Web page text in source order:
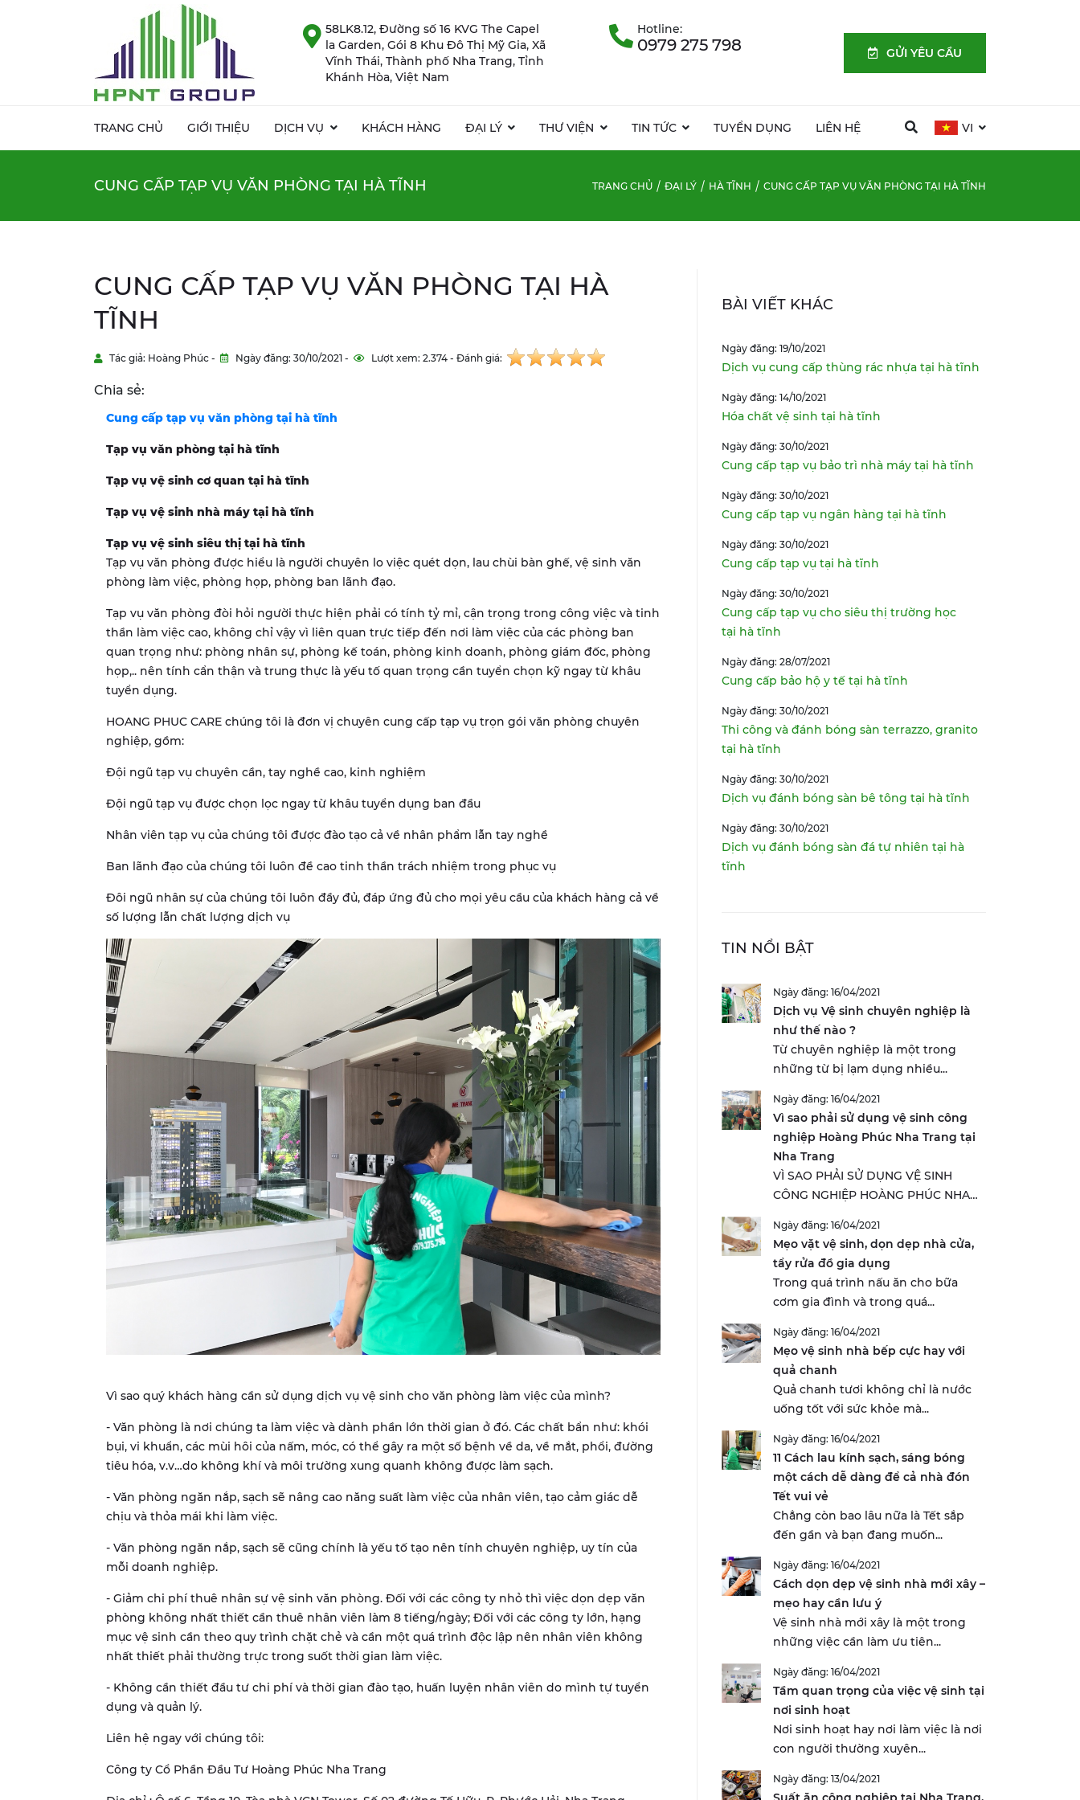
TRANG CHỦ GIỚI THIỆU DỊCH VỤ KHÁCH HÀNG ĐẠI LÝ THƯ VIỆN TIN TỨC TUYỂN DỤNG LIÊN HỆ VI
58LK8.12, Đường số 16 KVG The Capel
la Garden, Gói 8 Khu Đô Thị Mỹ Gia, Xã
Vĩnh Thái, Thành phố Nha Trang, Tỉnh
Khánh Hòa, Việt Nam
Hotline:
0979 275 798 GỬI YÊU CẦU
CUNG CẤP TẠP VỤ VĂN PHÒNG TẠI HÀ TĨNH TRANG CHỦ ĐẠI LÝ HÀ TĨNH CUNG CẤP TẠP VỤ VĂN PHÒNG TẠI HÀ TĨNH
CUNG CẤP TẠP VỤ VĂN PHÒNG TẠI HÀ
TĨNH
Tác giả: Hoàng Phúc - Ngày đăng: 30/10/2021 - Lượt xem: 2.374 - Đánh giá:
Chia sẻ:
Cung cấp tạp vụ văn phòng tại hà tĩnh
Tạp vụ văn phòng tại hà tĩnh
Tạp vụ vệ sinh cơ quan tại hà tĩnh
Tạp vụ vệ sinh nhà máy tại hà tĩnh
Tạp vụ vệ sinh siêu thị tại hà tĩnh
Tạp vụ văn phòng được hiểu là người chuyên lo việc quét dọn, lau chùi bàn ghế, vệ sinh văn
phòng làm việc, phòng họp, phòng ban lãnh đạo.
Tạp vụ văn phòng đòi hỏi người thực hiện phải có tính tỷ mỉ, cận trọng trong công việc và tinh
thần làm việc cao, không chỉ vậy vì liên quan trực tiếp đến nơi làm việc của các phòng ban
quan trọng như: phòng nhân sự, phòng kế toán, phòng kinh doanh, phòng giám đốc, phòng
họp,.. nên tính cẩn thận và trung thực là yếu tố quan trọng cần tuyển chọn kỹ ngay từ khâu
tuyển dụng.
HOANG PHUC CARE chúng tôi là đơn vị chuyên cung cấp tạp vụ trọn gói văn phòng chuyên
nghiệp, gồm:
Đội ngũ tạp vụ chuyên cần, tay nghề cao, kinh nghiệm
Đội ngũ tạp vụ được chọn lọc ngay từ khâu tuyển dụng ban đầu
Nhân viên tạp vụ của chúng tôi được đào tạo cả về nhân phẩm lẫn tay nghề
Ban lãnh đạo của chúng tôi luôn đề cao tinh thần trách nhiệm trong phục vụ
Đôi ngũ nhân sự của chúng tôi luôn đầy đủ, đáp ứng đủ cho mọi yêu cầu của khách hàng cả về
số lượng lẫn chất lượng dịch vụ
Vì sao quý khách hàng cần sử dụng dịch vụ vệ sinh cho văn phòng làm việc của mình?
- Văn phòng là nơi chúng ta làm việc và dành phần lớn thời gian ở đó. Các chất bẩn như: khói
bụi, vi khuẩn, các mùi hôi của nấm, móc, có thể gây ra một số bệnh về da, về mắt, phổi, đường
tiêu hóa, v.v…do không khí và môi trường xung quanh không được làm sạch.
- Văn phòng ngăn nắp, sạch sẽ nâng cao năng suất làm việc của nhân viên, tạo cảm giác dễ
chịu và thỏa mái khi làm việc.
- Văn phòng ngăn nắp, sạch sẽ cũng chính là yếu tố tạo nên tính chuyên nghiệp, uy tín của
mỗi doanh nghiệp.
- Giảm chi phí thuê nhân sự vệ sinh văn phòng. Đối với các công ty nhỏ thì việc dọn dẹp văn
phòng không nhất thiết cần thuê nhân viên làm 8 tiếng/ngày; Đối với các công ty lớn, hạng
mục vệ sinh cần theo quy trình chặt chẻ và cần một quá trình độc lập nên nhân viên không
nhất thiết phải thường trực trong suốt thời gian làm việc.
- Không cần thiết đầu tư chi phí và thời gian đào tạo, huấn luyện nhân viên do mình tự tuyển
dụng và quản lý.
Liên hệ ngay với chúng tôi:
Công ty Cổ Phần Đầu Tư Hoàng Phúc Nha Trang
BÀI VIẾT KHÁC
Ngày đăng: 19/10/2021
Dịch vụ cung cấp thùng rác nhựa tại hà tĩnh
Ngày đăng: 14/10/2021
Hóa chất vệ sinh tại hà tĩnh
Ngày đăng: 30/10/2021
Cung cấp tạp vụ bảo trì nhà máy tại hà tĩnh
Ngày đăng: 30/10/2021
Cung cấp tạp vụ ngân hàng tại hà tĩnh
Ngày đăng: 30/10/2021
Cung cấp tạp vụ tại hà tĩnh
Ngày đăng: 30/10/2021
Cung cấp tạp vụ cho siêu thị trường học
tại hà tĩnh
Ngày đăng: 28/07/2021
Cung cấp bảo hộ y tế tại hà tĩnh
Ngày đăng: 30/10/2021
Thi công và đánh bóng sàn terrazzo, granito
tại hà tĩnh
Ngày đăng: 30/10/2021
Dịch vụ đánh bóng sàn bê tông tại hà tĩnh
Ngày đăng: 30/10/2021
Dịch vụ đánh bóng sàn đá tự nhiên tại hà
tĩnh
TIN NỔI BẬT
Ngày đăng: 16/04/2021
Dịch vụ Vệ sinh chuyên nghiệp là
như thế nào ?
Từ chuyên nghiệp là một trong
những từ bị lạm dụng nhiều...
Ngày đăng: 16/04/2021
Vì sao phải sử dụng vệ sinh công
nghiệp Hoàng Phúc Nha Trang tại
Nha Trang
VÌ SAO PHẢI SỬ DỤNG VỆ SINH
CÔNG NGHIỆP HOÀNG PHÚC NHA
Ngày đăng: 16/04/2021
Mẹo vặt vệ sinh, dọn dẹp nhà cửa,
tẩy rửa đồ gia dụng
Trong quá trình nấu ăn cho bữa
cơm gia đình và trong quá...
Ngày đăng: 16/04/2021
Mẹo vệ sinh nhà bếp cực hay với
quả chanh
Quả chanh tươi không chỉ là nước
uống tốt với sức khỏe mà...
Ngày đăng: 16/04/2021
11 Cách lau kính sạch, sáng bóng
một cách dễ dàng để cả nhà đón
Tết vui vẻ
Chẳng còn bao lâu nữa là Tết sắp
đến gần và bạn đang muốn...
Ngày đăng: 16/04/2021
Cách dọn dẹp vệ sinh nhà mới xây –
mẹo hay cần lưu ý
Vệ sinh nhà mới xây là một trong
những việc cần làm ưu tiên...
Ngày đăng: 16/04/2021
Tầm quan trọng của việc vệ sinh tại
nơi sinh hoạt
Nơi sinh hoạt hay nơi làm việc là nơi
con người thường xuyên...
Ngày đăng: 13/04/2021